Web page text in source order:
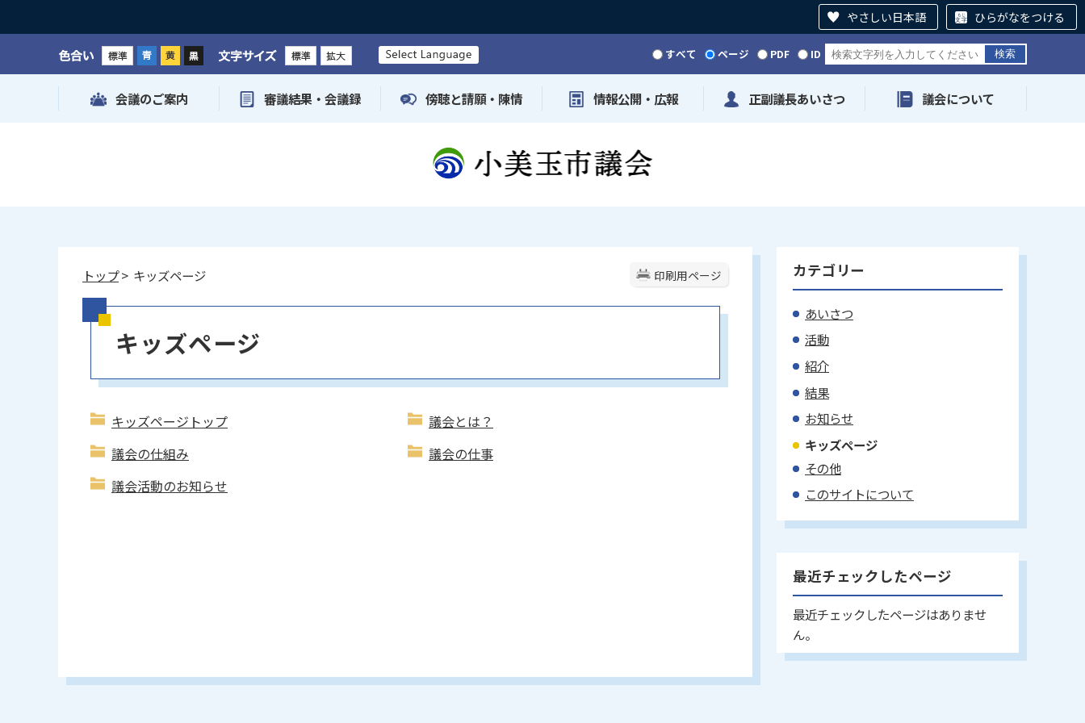
やさしい日本語 ひらがなをつける
色合い 文字サイズ すべて ページ PDF ID
会議のご案内 審議結果・会議録 傍聴と請願・陳情 情報公開・広報 正副議長あいさつ 議会について
印刷用ページ
トップ> キッズページ
キッズページ
キッズページトップ
議会とは？
議会の仕組み
議会の仕事
議会活動のお知らせ
カテゴリー
あいさつ
活動
紹介
結果
お知らせ
キッズページ
その他
このサイトについて
最近チェックしたページ
最近チェックしたページはありませ
ん。